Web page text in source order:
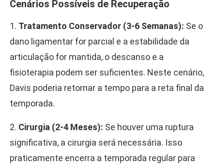
Cenários Possíveis de Recuperação
1. Tratamento Conservador (3-6 Semanas): Se o
dano ligamentar for parcial e a estabilidade da
articulação for mantida, o descanso e a
fisioterapia podem ser suficientes. Neste cenário,
Davis poderia retornar a tempo para a reta final da
temporada.
2. Cirurgia (2-4 Meses): Se houver uma ruptura
significativa, a cirurgia será necessária. Isso
praticamente encerra a temporada regular para